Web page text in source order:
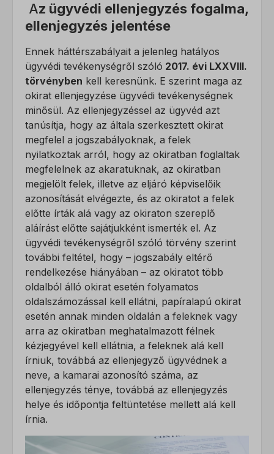
Az ügyvédi ellenjegyzés fogalma,
ellenjegyzés jelentése
Ennek háttérszabályait a jelenleg hatályos
ügyvédi tevékenységről szóló 2017. évi LXXVIII.
törvényben kell keresnünk. E szerint maga az
okirat ellenjegyzése ügyvédi tevékenységnek
minősül. Az ellenjegyzéssel az ügyvéd azt
tanúsítja, hogy az általa szerkesztett okirat
megfelel a jogszabályoknak, a felek
nyilatkoztak arról, hogy az okiratban foglaltak
megfelelnek az akaratuknak, az okiratban
megjelölt felek, illetve az eljáró képviselőik
azonosítását elvégezte, és az okiratot a felek
előtte írták alá vagy az okiraton szereplő
aláírást előtte sajátjukként ismerték el. Az
ügyvédi tevékenységről szóló törvény szerint
további feltétel, hogy – jogszabály eltérő
rendelkezése hiányában – az okiratot több
oldalból álló okirat esetén folyamatos
oldalszámozással kell ellátni, papíralapú okirat
esetén annak minden oldalán a feleknek vagy
arra az okiratban meghatalmazott félnek
kézjegyével kell ellátnia, a feleknek alá kell
írniuk, továbbá az ellenjegyző ügyvédnek a
neve, a kamarai azonosító száma, az
ellenjegyzés ténye, továbbá az ellenjegyzés
helye és időpontja feltüntetése mellett alá kell
írnia.